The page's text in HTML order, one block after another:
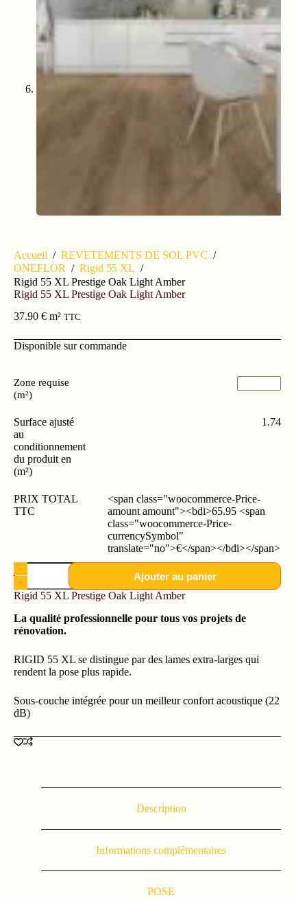
Accueil / REVETEMENTS DE SOL PVC /
ONEFLOR / Rigid 55 XL /
Rigid 55 XL Prestige Oak Light Amber
Rigid 55 XL Prestige Oak Light Amber
37.90 € m² TTC
Disponible sur commande
Zone requise
(m²)
Surface ajusté
au
conditionnement
du produit en
(m²)
1.74
PRIX TOTAL
TTC
<span class="woocommerce-Price-
amount amount"><bdi>65.95 <span
class="woocommerce-Price-
currencySymbol"
translate="no">€</span></bdi></span>
Ajouter au panier
Rigid 55 XL Prestige Oak Light Amber
La qualité professionnelle pour tous vos projets de
rénovation.
RIGID 55 XL se distingue par des lames extra-larges qui
rendent la pose plus rapide.
Sous-couche intégrée pour un meilleur confort acoustique (22
dB)
Description
Informations complémentaires
POSE